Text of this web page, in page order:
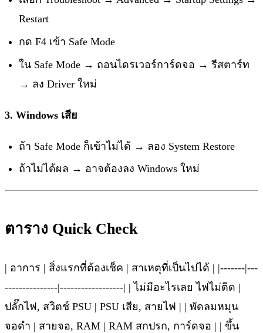
Restart
กด F4 เข้า Safe Mode
ใน Safe Mode → ถอนไดรเวอร์การ์ดจอ → รีสตาร์ท
→ ลง Driver ใหม่
3. Windows เสีย
ถ้า Safe Mode ก็เข้าไม่ได้ → ลอง System Restore
ถ้าไม่ได้ผล → อาจต้องลง Windows ใหม่
ตาราง Quick Check
| อาการ | สิ่งแรกที่ต้องเช็ค | สาเหตุที่เป็นไปได้ | |-------|---
---------------|------------------| | ไม่มีอะไรเลย ไฟไม่ติด |
ปลั๊กไฟ, สวิตช์ PSU | PSU เสีย, สายไฟ | | พัดลมหมุน
จอดำ | สายจอ, RAM | RAM สกปรก, การ์ดจอ | | ขึ้น